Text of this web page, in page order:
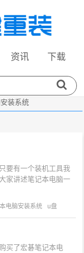
资讯 下载
装系统
要有一个装机工具我
家讲述笔记本电脑一
电脑安装系统
u盘
买了宏碁笔记本电